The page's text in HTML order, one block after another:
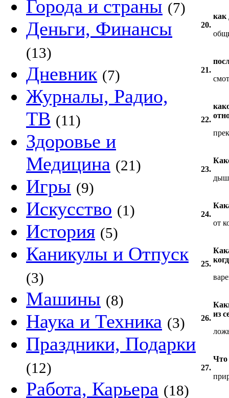
Города и страны (7)
Деньги, Финансы
(13)
Дневник (7)
Журналы, Радио,
ТВ (11)
Здоровье и
Медицина (21)
Игры (9)
Искусство (1)
История (5)
Каникулы и Отпуск
(3)
Машины (8)
Наука и Техника (3)
Праздники, Подарки
(12)
Работа, Карьера (18)
20.
как
21.
22.
23.
24.
от
25.
26. из
27.
Что